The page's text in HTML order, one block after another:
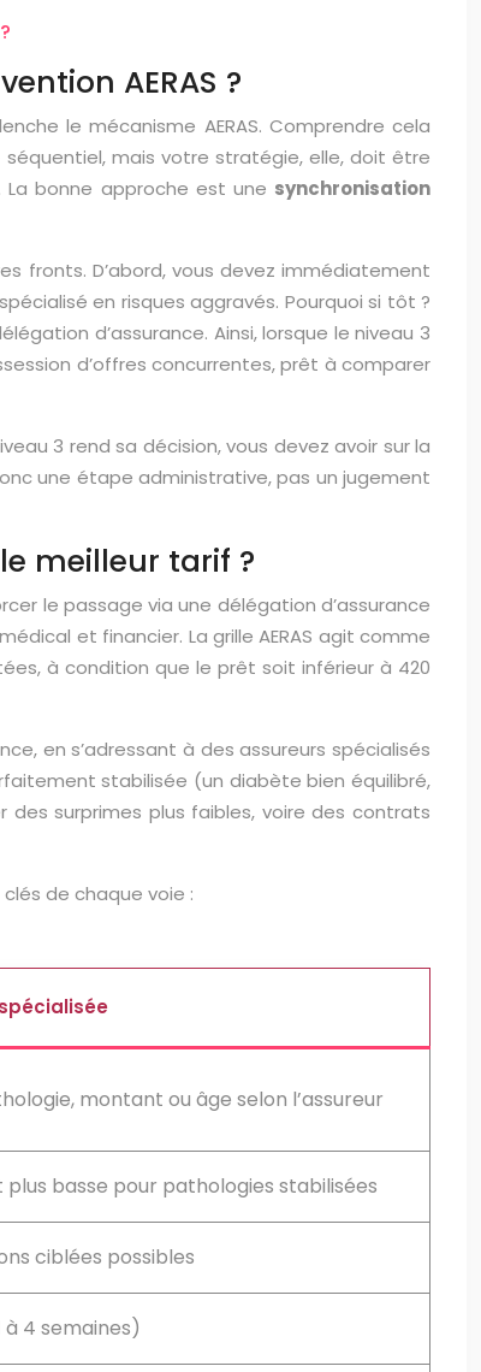
AERAS ?
le mécanisme AERAS. Comprendre cela
mais votre stratégie, elle, doit être
La bonne approche est une synchronisation
fronts. D’abord, vous devez immédiatement
en risques aggravés. Pourquoi si tôt ?
d’assurance. Ainsi, lorsque le niveau 3
d’offres concurrentes, prêt à comparer
3 rend sa décision, vous devez avoir sur la
une étape administrative, pas un jugement
meilleur tarif ?
le passage via une délégation d’assurance
et financier. La grille AERAS agit comme
à condition que le prêt soit inférieur à 420
en s’adressant à des assureurs spécialisés
stabilisée (un diabète bien équilibré,
surprimes plus faibles, voire des contrats
de chaque voie :
montant ou âge selon l’assureur
basse pour pathologies stabilisées
ciblées possibles
à 4 semaines)